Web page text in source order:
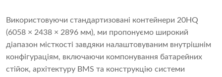
Використовуючи стандартизовані контейнери 20HQ
(6058 × 2438 × 2896 мм), ми пропонуємо широкий
діапазон місткості завдяки налаштовуваним внутрішнім
конфігураціям, включаючи компонування батарейних
стійок, архітектуру BMS та конструкцію системи